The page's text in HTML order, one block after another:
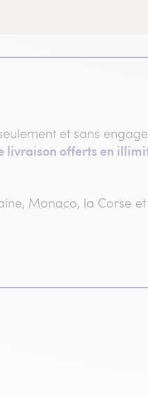
et sans
livraison offerts en
Monaco, la Corse